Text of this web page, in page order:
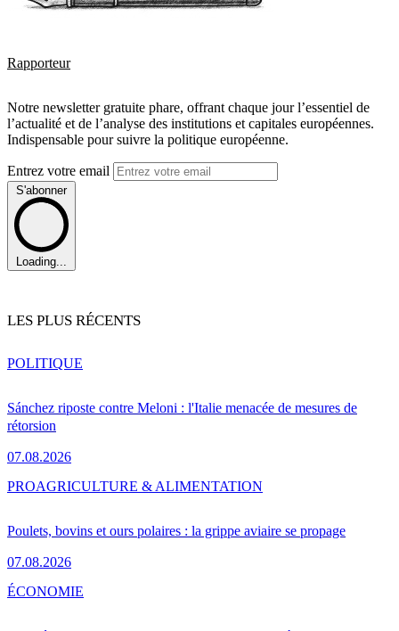
Rapporteur
Notre newsletter gratuite phare, offrant chaque jour l’essentiel de
l’actualité et de l’analyse des institutions et capitales européennes.
Indispensable pour suivre la politique européenne.
Entrez votre email
S'abonner
Loading...
LES PLUS RÉCENTS
Sánchez riposte contre Meloni : l'Italie menacée de mesures de
rétorsion
07.08.2026
POLITIQUE
Poulets, bovins et ours polaires : la grippe aviaire se propage
07.08.2026
PROAGRICULTURE & ALIMENTATION
ÉCONOMIE